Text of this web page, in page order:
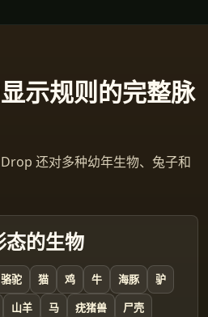
示规则的完整脉
还对多种幼年生物、兔子和
态的生物
骆驼 猫 鸡 牛 海豚
驴
山羊 马 疣猪兽
尸壳